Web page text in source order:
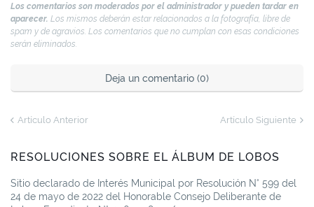
Los comentarios son moderados por el administrador y pueden tardar en
aparecer. Los mismos deberán estar relacionados a la fotografía, libre de
spam y de agravios. Los comentarios que no cumplan con esas condiciones
serán eliminados.
Deja un comentario (0)
Artículo Anterior Artículo Siguiente
RESOLUCIONES SOBRE EL ÁLBUM DE LOBOS
Sitio declarado de Interés Municipal por Resolución N° 599 del
24 de mayo de 2022 del Honorable Consejo Deliberante de